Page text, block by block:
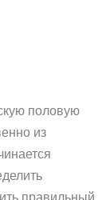
половую
из
правильный